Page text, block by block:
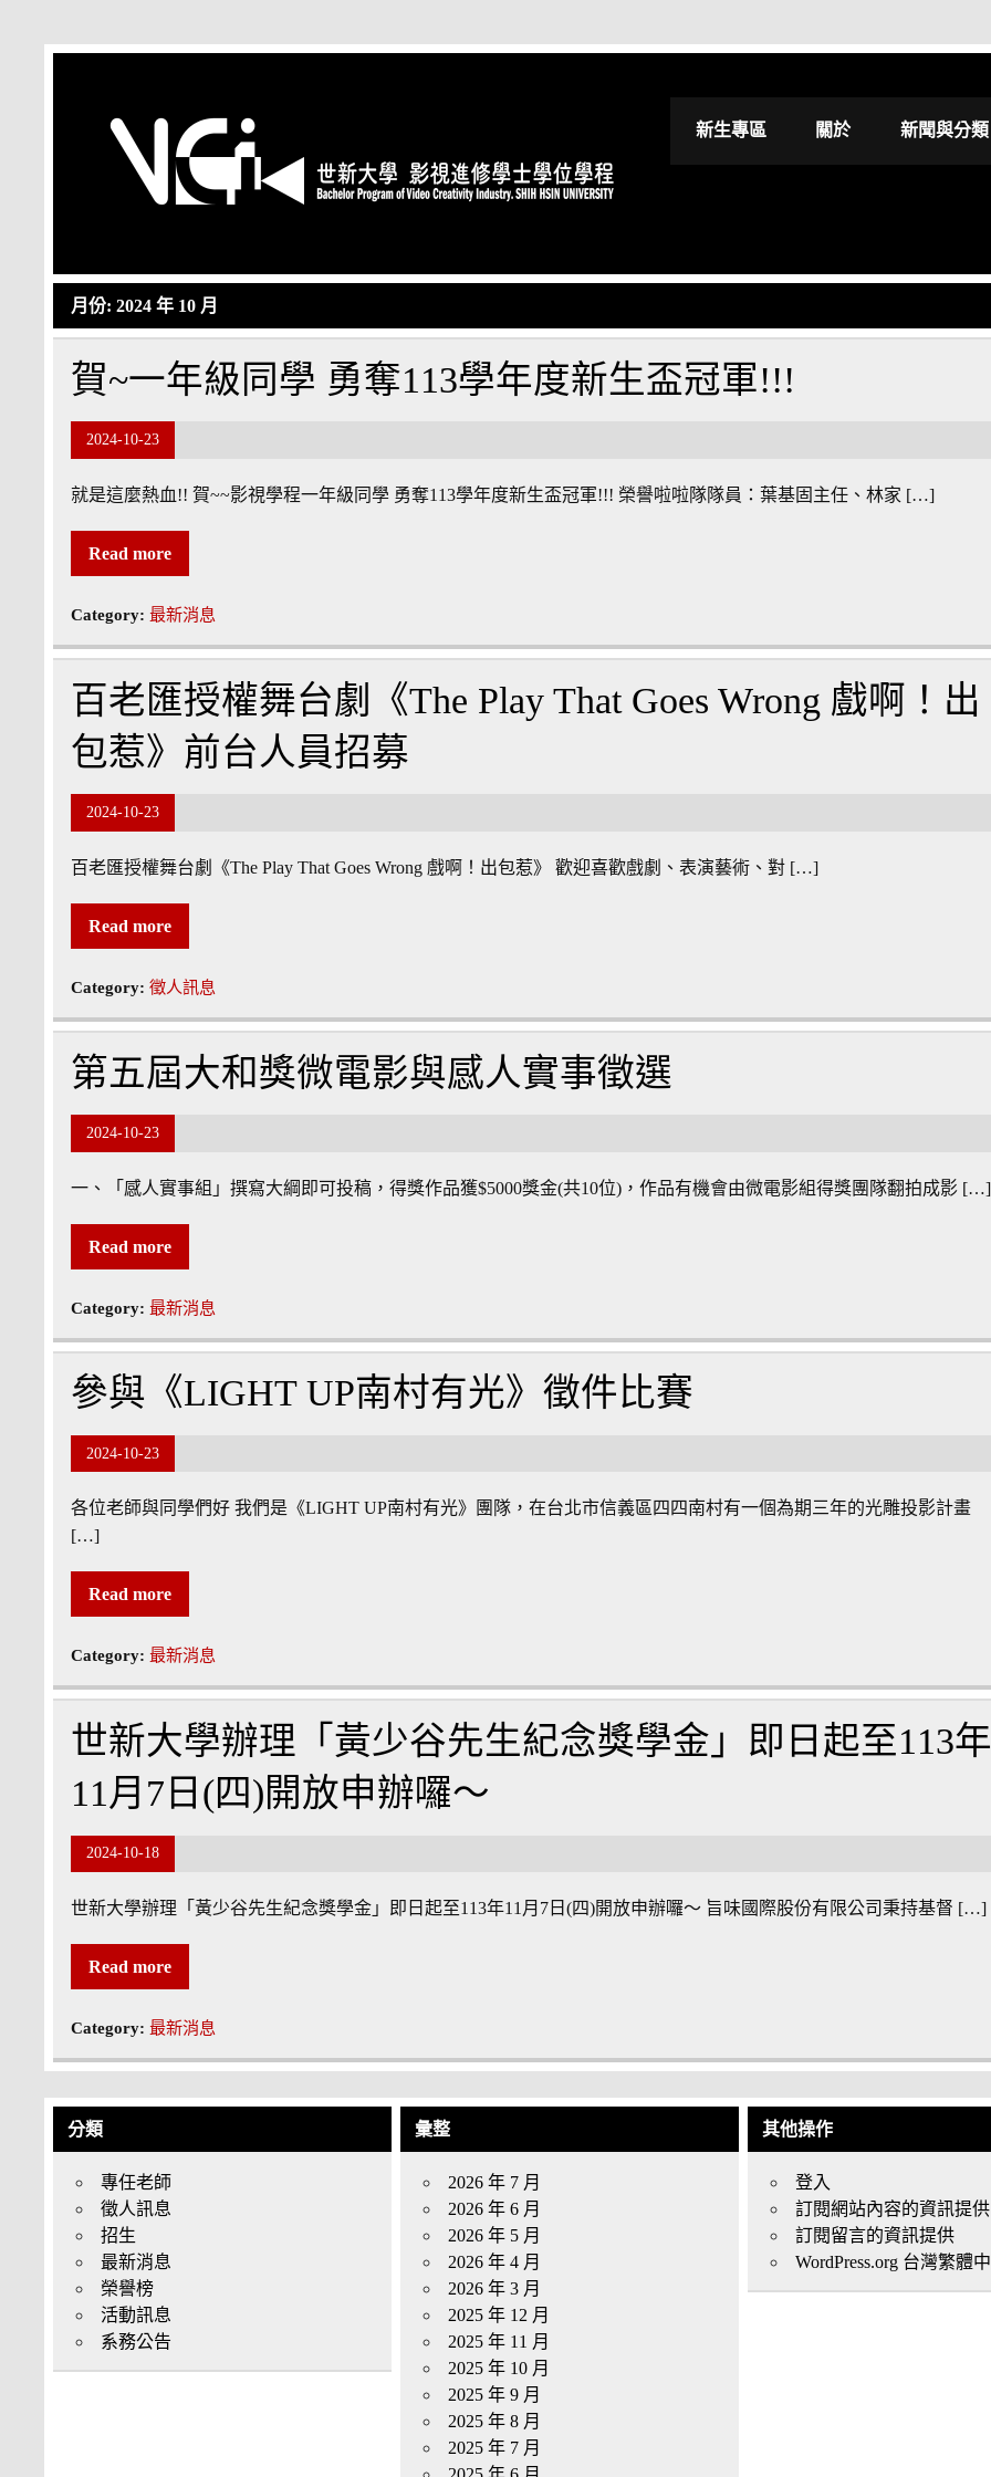
content
世新大學影視
新生專區 關於 新聞與分類
月份:2024 年 10 月
賀~一年級同學 勇奪113學年度新生盃冠軍!!!
2024-10-23
就是這麼熱血!! 賀~~影視學程一年級同學 勇奪113學年度新生盃冠軍!!! 榮譽啦啦隊隊員：葉基固主任、林家 […]
Read more
Category:最新消息
百老匯授權舞台劇《The Play That Goes Wrong 戲啊！出
包惹》前台人員招募
2024-10-23
百老匯授權舞台劇《The Play That Goes Wrong 戲啊！出包惹》 歡迎喜歡戲劇、表演藝術、對 […]
Read more
Category:徵人訊息
第五屆大和獎微電影與感人實事徵選
2024-10-23
一、「感人實事組」撰寫大綱即可投稿，得獎作品獲$5000獎金(共10位)，作品有機會由微電影組得獎團隊翻拍成影 […]
Read more
Category:最新消息
參與《LIGHT UP南村有光》徵件比賽
2024-10-23
各位老師與同學們好 我們是《LIGHT UP南村有光》團隊，在台北市信義區四四南村有一個為期三年的光雕投影計畫
[…]
Read more
Category:最新消息
世新大學辦理「黃少谷先生紀念獎學金」即日起至113
11月7日(四)開放申辦囉～
2024-10-18
世新大學辦理「黃少谷先生紀念獎學金」即日起至113年11月7日(四)開放申辦囉～ 旨味國際股份有限公司秉持基督 […]
Read more
Category:最新消息
分類
專任老師
徵人訊息
招生
最新消息
榮譽榜
活動訊息
系務公告
彙整
2026 年 7 月
2026 年 6 月
2026 年 5 月
2026 年 4 月
2026 年 3 月
2025 年 12 月
2025 年 11 月
2025 年 10 月
2025 年 9 月
2025 年 8 月
2025 年 7 月
其他操作
登入
訂閱網站內容的資訊提供
訂閱留言的資訊提供
WordPress.org 台灣繁體